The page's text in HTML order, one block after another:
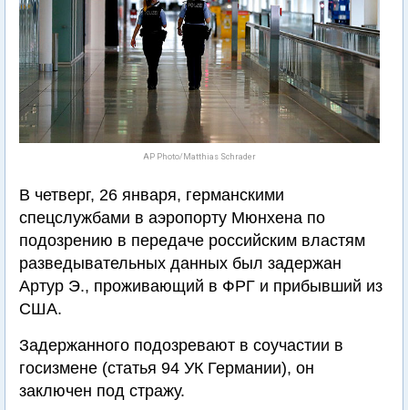
AP Photo/Matthias Schrader
В четверг, 26 января, германскими
спецслужбами в аэропорту Мюнхена по
подозрению в передаче российским властям
разведывательных данных был задержан
Артур Э., проживающий в ФРГ и прибывший из
США.
Задержанного подозревают в соучастии в
госизмене (статья 94 УК Германии), он
заключен под стражу.